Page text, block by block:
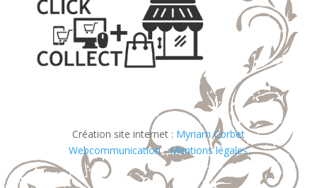
Création site internet : Myriam Corbet
Webcommunication-Mentions légales